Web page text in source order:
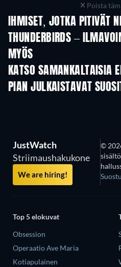
Poista
IHMISET, JOTKA PITIVÄT
THUNDERBIRDS –
MYÖS
KATSO SAMANKALTAISIA
PIAN JULKAISTAVAT
JustWatch
Striimaushakukone
We are hiring!
©
Top 5 elokuvat
Obsession
Operaatio Ave Maria
Kotiapulainen